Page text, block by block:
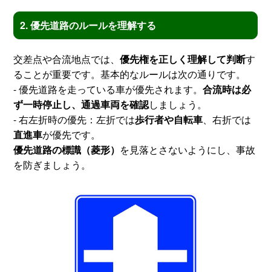
2. 優先道路のルールを理解する
交差点や合流地点では、優先権を正しく理解して判断す
ることが重要です。基本的なルールは次の通りです。
- 優先道路を走っている車が優先されます。合流時は必
ず一時停止し、通過車両を確認しましょう。
- 右左折時の優先：左折では歩行者や自転車、右折では
直進車が優先です。
優先道路の標識（菱形） を見落とさないようにし、事故
を防ぎましょう。